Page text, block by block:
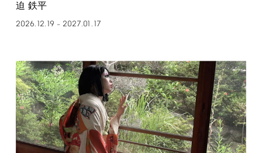
迫 鉄平
2026.12.19 – 2027.01.17